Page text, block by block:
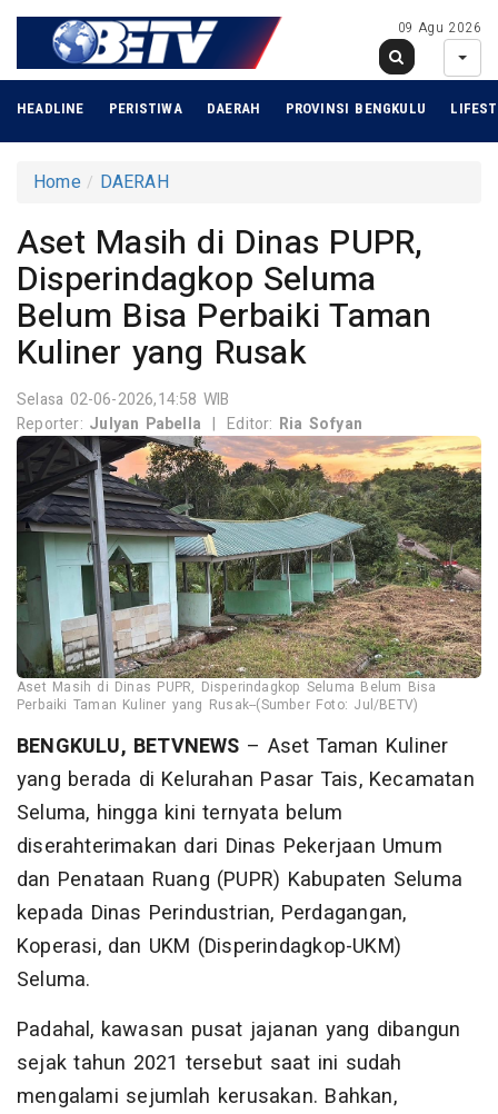
09 Agu 2026
HEADLINE PERISTIWA DAERAH PROVINSI BENGKULU
Home DAERAH
Aset Masih di Dinas PUPR,
Disperindagkop Seluma
Belum Bisa Perbaiki Taman
Kuliner yang Rusak
Selasa 02-06-2026,14:58 WIB
Reporter: Julyan Pabella | Editor: Ria Sofyan
Aset Masih di Dinas PUPR, Disperindagkop Seluma Belum Bisa
Perbaiki Taman Kuliner yang Rusak--(Sumber Foto: Jul/BETV)
BENGKULU, BETVNEWS – Aset Taman Kuliner
yang berada di Kelurahan Pasar Tais, Kecamatan
Seluma, hingga kini ternyata belum
diserahterimakan dari Dinas Pekerjaan Umum
dan Penataan Ruang (PUPR) Kabupaten Seluma
kepada Dinas Perindustrian, Perdagangan,
Koperasi, dan UKM (Disperindagkop-UKM)
Seluma.
Padahal, kawasan pusat jajanan yang dibangun
sejak tahun 2021 tersebut saat ini sudah
mengalami sejumlah kerusakan. Bahkan,